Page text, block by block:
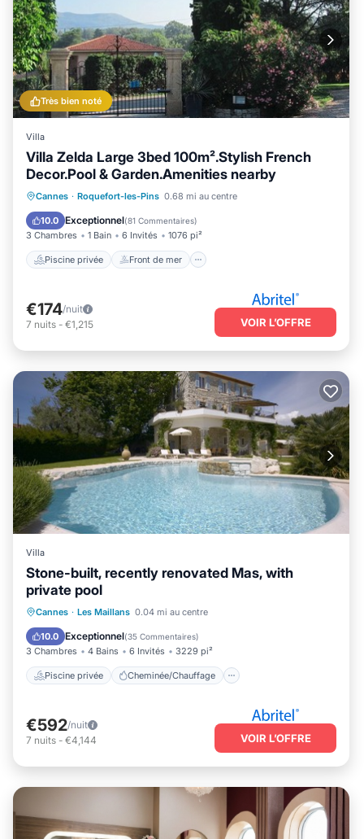
Très bien noté
Villa
Villa Zelda Large 3bed 100m².Stylish French
Decor.Pool & Garden.Amenities nearby
Cannes · Roquefort-les-Pins 0.68 mi au centre
10.0 Exceptionnel(81 Commentaires)
3 Chambres 1 Bain 6 Invités 1076 pi²
Piscine privée Front de mer
Piscine privée
Front de mer
Cheminée/Chauffage
€174/nuit
7 nuits - €1,215 VOIR L’OFFRE
Villa
Stone-built, recently renovated Mas, with
private pool
Cannes · Les Maillans 0.04 mi au centre
10.0 Exceptionnel(35 Commentaires)
3 Chambres 4 Bains 6 Invités 3229 pi²
Piscine privée Cheminée/Chauffage
Piscine privée
Cheminée/Chauffage
Piscine
Balcon/Terrasse
€592/nuit
7 nuits - €4,144 VOIR L’OFFRE